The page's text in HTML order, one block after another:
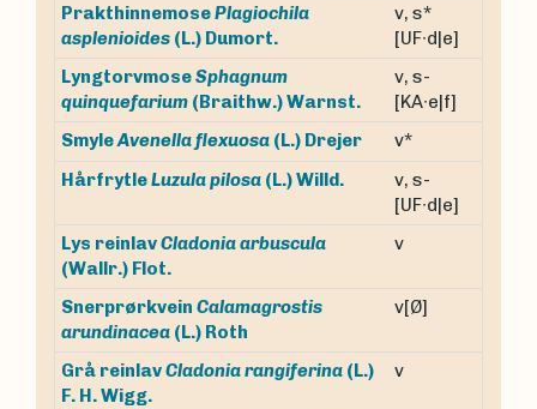
PrakthinnemosePlagiochila
asplenioides (L.) Dumort.
v, s*
[UF∙d|e]
LyngtorvmoseSphagnum
quinquefarium (Braithw.) Warnst.
v, s-
[KA∙e|f]
SmyleAvenella flexuosa (L.) Drejer
v*
HårfrytleLuzula pilosa (L.) Willd.
v, s-
[UF∙d|e]
Lys reinlavCladonia arbuscula
(Wallr.) Flot.
v
Snerprørkvein Calamagrostis
arundinacea (L.) Roth
v[Ø]
Grå reinlavCladonia rangiferina (L.)
F. H. Wigg.
v